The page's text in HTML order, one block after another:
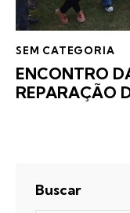
SEM CATEGORIA
ENCONTRO
REPARAÇÃO
Buscar